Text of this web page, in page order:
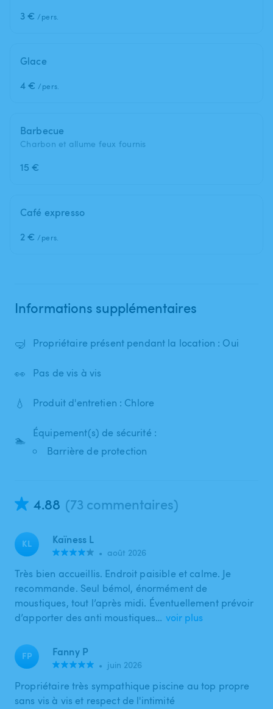
3 € /pers.
Glace
4 € /pers.
Barbecue
Charbon et allume feux fournis
15 €
Café expresso
2 € /pers.
Informations supplémentaires
🤿 Propriétaire présent pendant la location : Oui
👀 Pas de vis à vis
💧 Produit d'entretien : Chlore
🏊
Équipement(s) de sécurité :
Barrière de protection
4.88 (73 commentaires)
KL Kaïness L
• août 2026
Très bien accueillis. Endroit paisible et calme. Je
recommande. Seul bémol, énormément de
moustiques, tout l’après midi. Éventuellement prévoir
d’apporter des anti moustiques… voir plus
FP Fanny P
• juin 2026
Propriétaire très sympathique piscine au top propre
sans vis à vis et respect de l'intimité